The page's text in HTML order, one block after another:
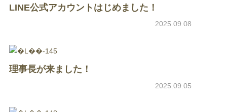
LINE公式アカウントはじめました！
2025.09.08
理事長が来ました！
2025.09.05